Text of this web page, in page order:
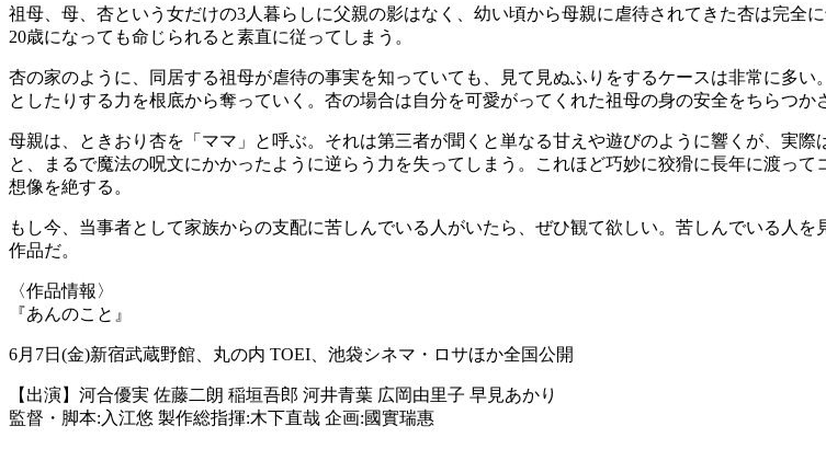
祖母、母、杏という女だけの3人暮らしに父親の影はなく、幼い頃から母親に虐待されてきた杏は完全
20歳になっても命じられると素直に従ってしまう。
杏の家のように、同居する祖母が虐待の事実を知っていても、見て見ぬふりをするケースは非常に多
としたりする力を根底から奪っていく。杏の場合は自分を可愛がってくれた祖母の身の安全をちらつか
母親は、ときおり杏を「ママ」と呼ぶ。それは第三者が聞くと単なる甘えや遊びのように響くが、実
と、まるで魔法の呪文にかかったように逆らう力を失ってしまう。これほど巧妙に狡猾に長年に渡っ
想像を絶する。
もし今、当事者として家族からの支配に苦しんでいる人がいたら、ぜひ観て欲しい。苦しんでいる人
作品だ。
〈作品情報〉
『あんのこと』
6月7日(金)新宿武蔵野館、丸の内 TOEI、池袋シネマ・ロサほか全国公開
【出演】河合優実 佐藤二朗 稲垣吾郎 河井青葉 広岡由里子 早見あかり
監督・脚本:入江悠 製作総指揮:木下直哉 企画:國實瑞惠